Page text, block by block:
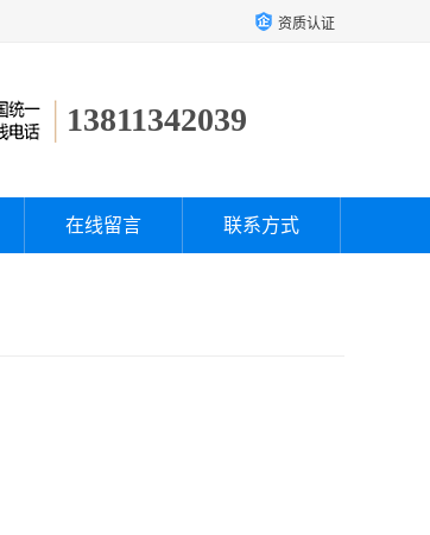
资质认证
13811342039
在线留言 联系方式